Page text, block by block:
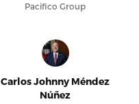
Pacifico Group
Carlos Johnny Méndez
Núñez